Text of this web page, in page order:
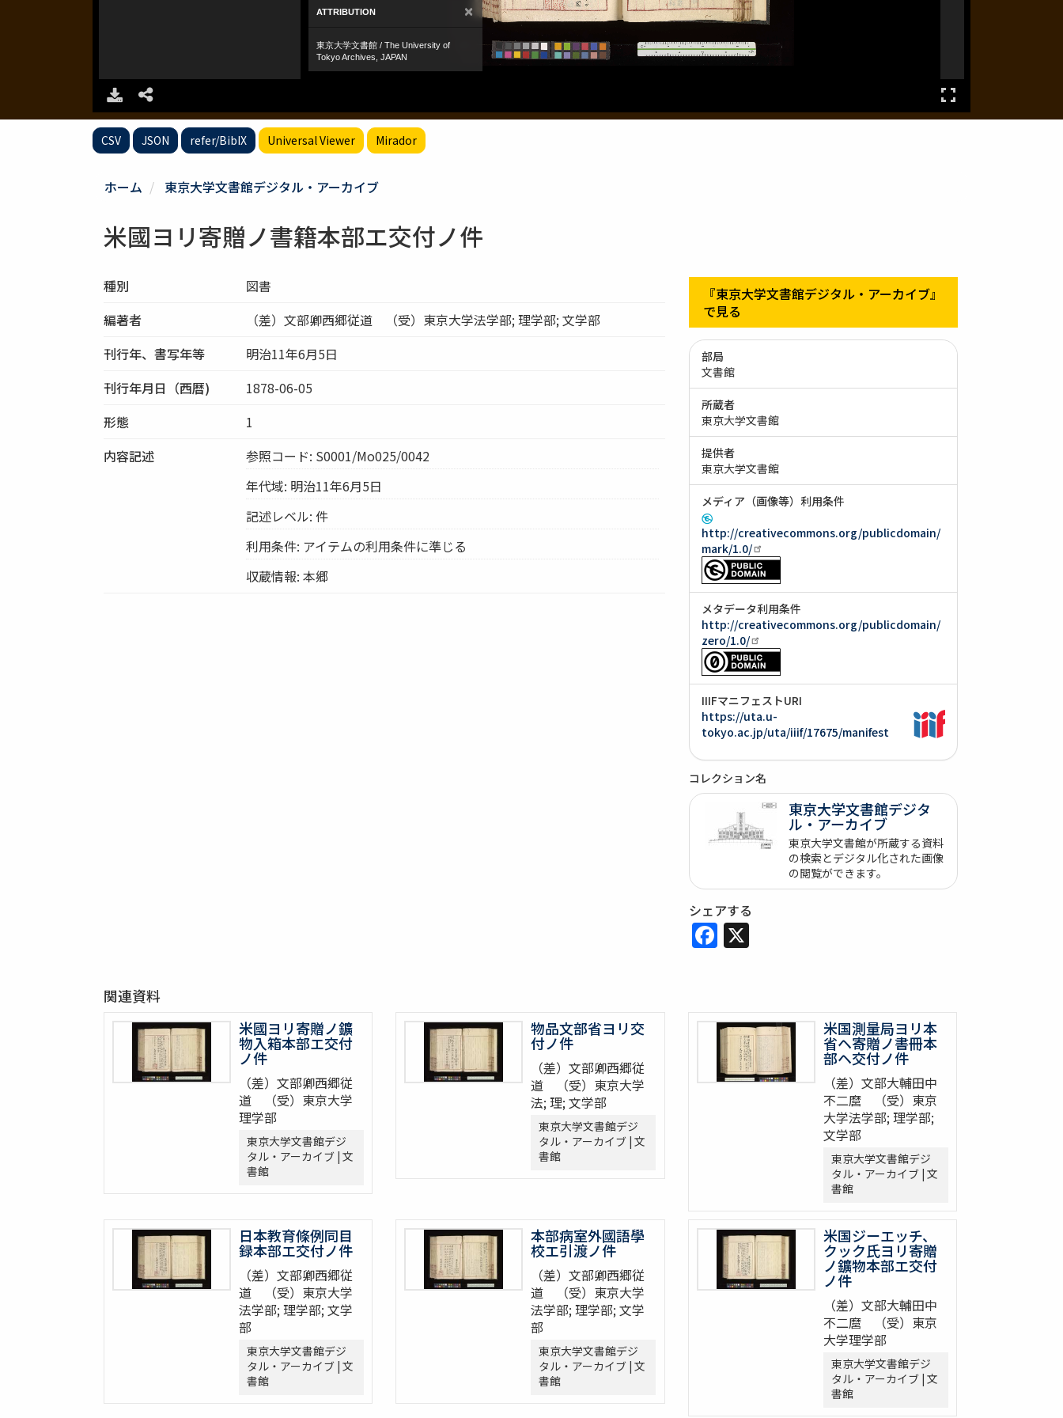
CSV JSON refer/BibIX Universal Viewer Mirador
ホーム 東京大学文書館デジタル・アーカイブ
米國ヨリ寄贈ノ書籍本部エ交付ノ件
種別
図書
編著者
（差）文部卿西郷従道 （受）東京大学法学部; 理学部; 文学部
刊行年、書写年等
明治11年6月5日
刊行年月日（西暦)
1878-06-05
形態
1
内容記述
参照コード: S0001/Mo025/0042
年代域: 明治11年6月5日
記述レベル: 件
利用条件: アイテムの利用条件に準じる
収蔵情報: 本郷
『東京大学文書館デジタル・アーカイブ』
で見る
部局
文書館
所蔵者
東京大学文書館
提供者
東京大学文書館
メディア（画像等）利用条件
http://creativecommons.org/publicdomain/
mark/1.0/
メタデータ利用条件
http://creativecommons.org/publicdomain/
zero/1.0/
IIIFマニフェストURI
https://uta.u-
tokyo.ac.jp/uta/iiif/17675/manifest
コレクション名
東京大学文書館デジタ
ル・アーカイブ
東京大学文書館が所蔵する資料
の検索とデジタル化された画像
の閲覧ができます。
シェアする
Facebook
X
関連資料
米國ヨリ寄贈ノ鑛
物入箱本部エ交付
ノ件
（差）文部卿西郷従
道 （受）東京大学
理学部
東京大学文書館デジ
タル・アーカイブ | 文
書館
物品文部省ヨリ交
付ノ件
（差）文部卿西郷従
道 （受）東京大学
法; 理; 文学部
東京大学文書館デジ
タル・アーカイブ | 文
書館
米国測量局ヨリ本
省ヘ寄贈ノ書冊本
部ヘ交付ノ件
（差）文部大輔田中
不二麿 （受）東京
大学法学部; 理学部;
文学部
東京大学文書館デジ
タル・アーカイブ | 文
書館
日本教育條例同目
録本部エ交付ノ件
（差）文部卿西郷従
道 （受）東京大学
法学部; 理学部; 文学
部
東京大学文書館デジ
タル・アーカイブ | 文
書館
本部病室外國語學
校エ引渡ノ件
（差）文部卿西郷従
道 （受）東京大学
法学部; 理学部; 文学
部
東京大学文書館デジ
タル・アーカイブ | 文
書館
米国ジーエッチ、
クック氏ヨリ寄贈
ノ鑛物本部エ交付
ノ件
（差）文部大輔田中
不二麿 （受）東京
大学理学部
東京大学文書館デジ
タル・アーカイブ | 文
書館